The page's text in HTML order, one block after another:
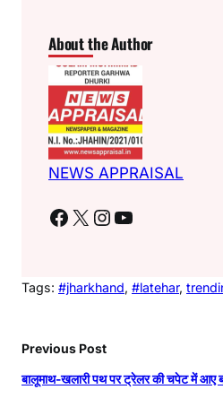
About the Author
NEWS APPRAISAL
Facebook X Instagram YouTube
Tags: #jharkhand, #latehar,
Previous Post
बालूमाथ-खलारी पथ पर ट्रेलर की चपेट में आए